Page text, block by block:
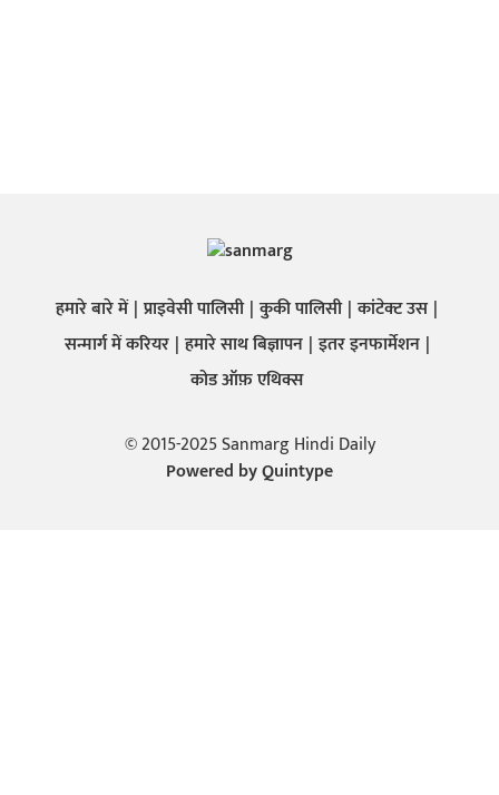
हमारे बारे में प्राइवेसी पालिसी कुकी पालिसी कांटेक्ट उस
सन्मार्ग में करियर हमारे साथ बिज्ञापन इतर इनफार्मेशन
कोड ऑफ़ एथिक्स
© 2015-2025 Sanmarg Hindi Daily
Powered byQuintype